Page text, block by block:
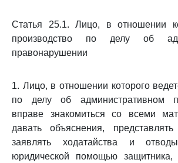
Статья 25.1. Лицо, в отношении
производство по делу об
правонарушении
1. Лицо, в отношении которого
по делу об административном
вправе знакомиться со всеми
давать объяснения, представлять
заявлять ходатайства и
юридической помощью